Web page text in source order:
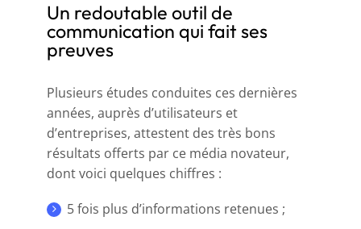
Un redoutable outil de
communication qui fait ses
preuves
Plusieurs études conduites ces dernières
années, auprès d’utilisateurs et
d’entreprises, attestent des très bons
résultats offerts par ce média novateur,
dont voici quelques chiffres :
5 fois plus d’informations retenues ;